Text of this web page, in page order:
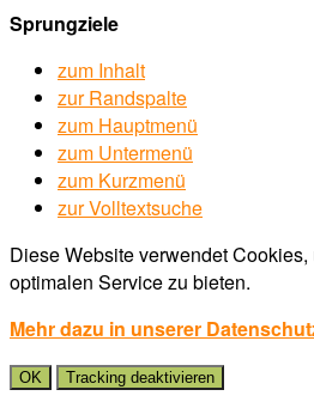
Sprungziele
zum Inhalt
zur Randspalte
zum Hauptmenü
zum Untermenü
zum Kurzmenü
zur Volltextsuche
Diese Website verwendet
optimalen Service zu bieten.
Mehr dazu in unserer
OK Tracking deaktivieren